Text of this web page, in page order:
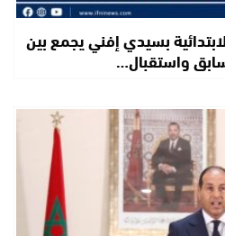
بسيدي إفني يجمع بين
واستقبال…